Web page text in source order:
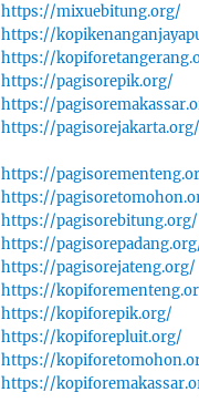
https://mixuebitung.org/
https://
https://
https://pagisorepik.org/
https://
https://pagisorejakarta.org/
https://
https://
https://pagisorebitung.org/
https://
https://pagisorejateng.org/
https://
https://kopiforepik.org/
https://kopiforepluit.org/
https://
https://